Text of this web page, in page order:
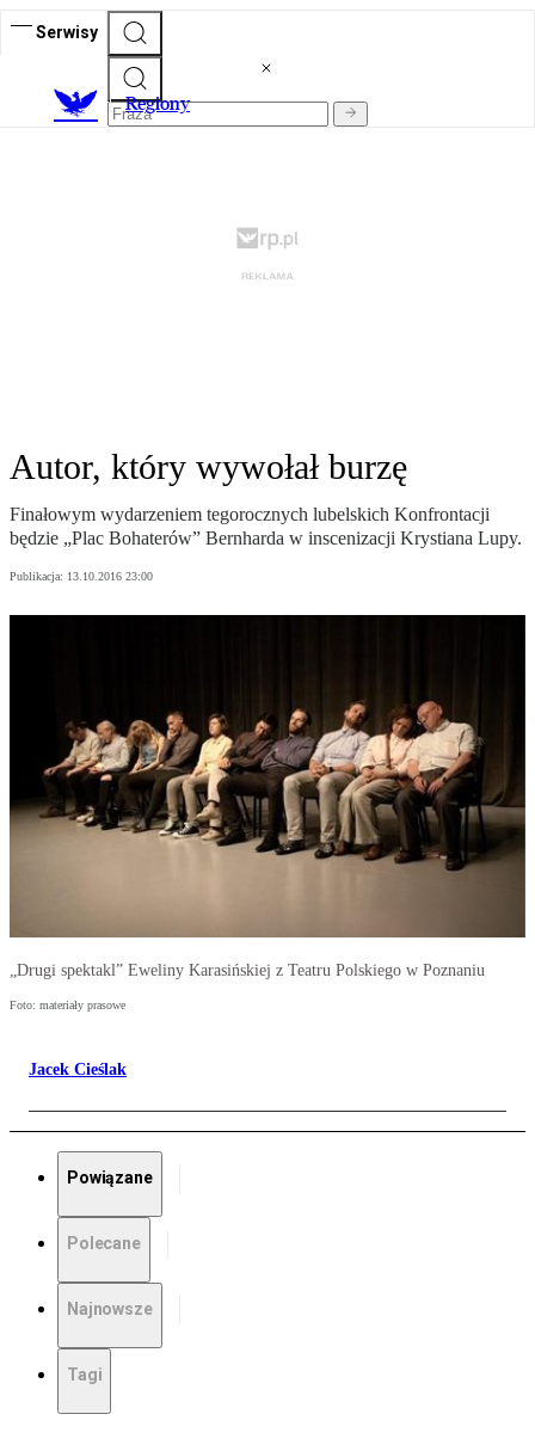
Serwisy
Regiony
Autor, który wywołał burzę
Finałowym wydarzeniem tegorocznych lubelskich Konfrontacji
będzie „Plac Bohaterów” Bernharda w inscenizacji Krystiana Lupy.
Publikacja: 13.10.2016 23:00
„Drugi spektakl” Eweliny Karasińskiej z Teatru Polskiego w Poznaniu
Foto: materiały prasowe
Jacek Cieślak
Powiązane
Polecane
Najnowsze
Tagi